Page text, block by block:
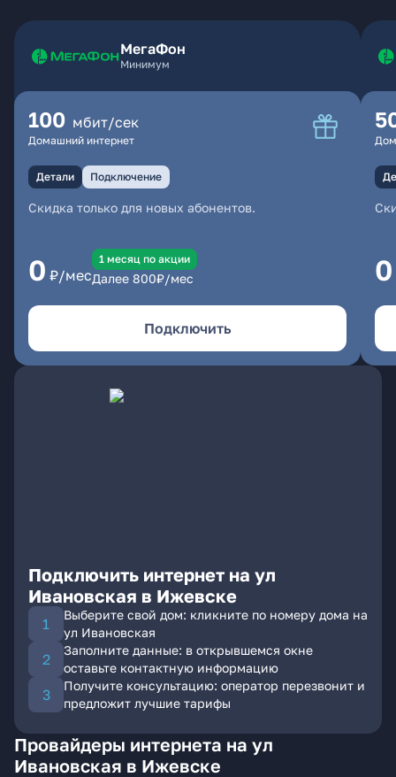
МегаФон
Минимум
100 мбит/сек
Домашний интернет
Детали Подключение
Скидка только для новых абонентов.
0 ₽/мес
1 месяц по акции
Далее 800₽/мес
Подключить
0
Подключить интернет на ул
Ивановская в Ижевске
Выберите свой дом: кликните по номеру дома на
ул Ивановская
Заполните данные: в открывшемся окне
оставьте контактную информацию
Получите консультацию: оператор перезвонит и
предложит лучшие тарифы
Провайдеры интернета на ул
Ивановская в Ижевске